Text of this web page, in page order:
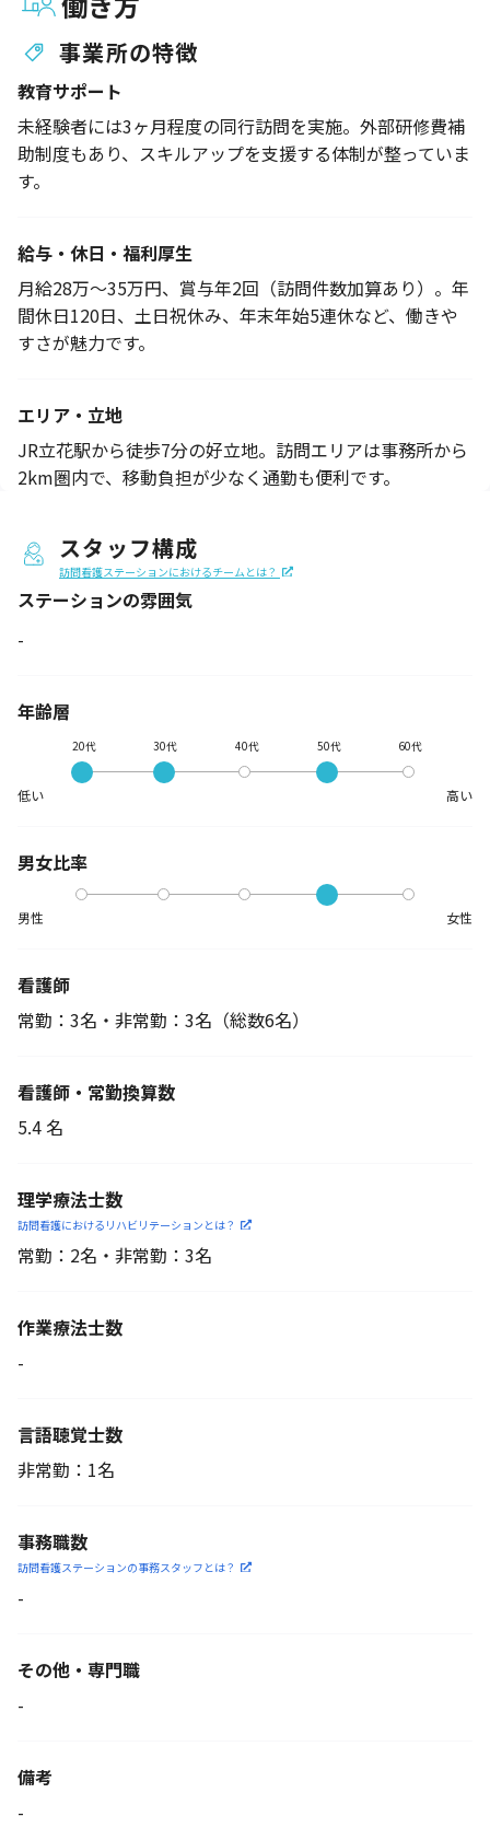
事業所の特徴
教育サポート
未経験者には3ヶ月程度の同行訪問を実施。外部研修費補
助制度もあり、スキルアップを支援する体制が整っていま
す。
給与・休日・福利厚生
月給28万～35万円、賞与年2回（訪問件数加算あり）。年
間休日120日、土日祝休み、年末年始5連休など、働きや
すさが魅力です。
エリア・立地
JR立花駅から徒歩7分の好立地。訪問エリアは事務所から
2km圏内で、移動負担が少なく通勤も便利です。
スタッフ構成
訪問看護ステーションにおけるチームとは？
ステーションの雰囲気
-
年齢層
低い
20代 30代 40代 50代 60代
高い
男女比率
男性 女性
看護師
常勤：3名・非常勤：3名 （総数6名）
看護師・常勤換算数
5.4 名
理学療法士数
訪問看護におけるリハビリ テーションとは？
常勤：2名・非常勤：3名
作業療法士数
-
言語聴覚士数
非常勤：1名
事務職数
訪問看護ステーションの事務スタッフとは？
-
その他・専門職
-
備考
-